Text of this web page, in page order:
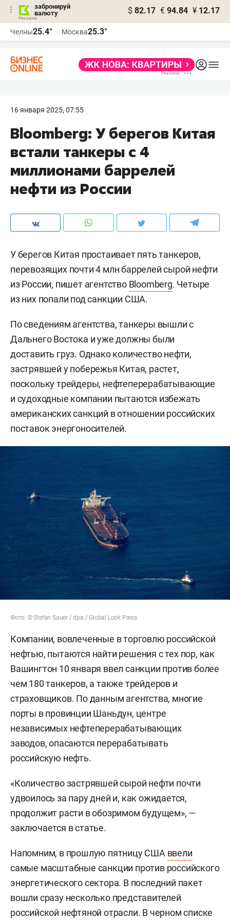
забронируй
валюту
$ 82.17 € 94.84 ¥ 12.17
Челны25.4° Москва25.3°
16 января 2025, 07:55
Bloomberg: У берегов Китая
встали танкеры с 4
миллионами баррелей
нефти из России
У берегов Китая простаивает пять танкеров,
перевозящих почти 4 млн баррелей сырой нефти
из России, пишет агентство Bloomberg. Четыре
из них попали под санкции США.
По сведениям агентства, танкеры вышли с
Дальнего Востока и уже должны были
доставить груз. Однако количество нефти,
застрявшей у побережья Китая, растет,
поскольку трейдеры, нефтеперерабатывающие
и судоходные компании пытаются избежать
американских санкций в отношении российских
поставок энергоносителей.
Фото: © Stefan Sauer / dpa / Global Look Press
Компании, вовлеченные в торговлю российской
нефтью, пытаются найти решения с тех пор, как
Вашингтон 10 января ввел санкции против более
чем 180 танкеров, а также трейдеров и
страховщиков. По данным агентства, многие
порты в провинции Шаньдун, центре
независимых нефтеперерабатывающих
заводов, опасаются перерабатывать
российскую нефть.
«Количество застрявшей сырой нефти почти
удвоилось за пару дней и, как ожидается,
продолжит расти в обозримом будущем», —
заключается в статье.
Напомним, в прошлую пятницу США ввели
самые масштабные санкции против российского
энергетического сектора. В последний пакет
вошли сразу несколько представителей
российской нефтяной отрасли. В черном списке